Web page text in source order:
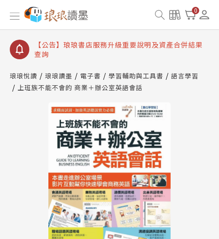
0
【公告】琅琅讀墨書櫃開通常見問題
【公告】琅琅讀墨 3 分鐘完成書櫃開通與資產合併申
【公告】琅琅書店服務升級重要說明及資產合併結果
查詢
琅琅悅讀 琅琅讀墨 電子書 學習輔助與工具書
語言學習
上班族不能不會的 商業＋辦公室英語會話